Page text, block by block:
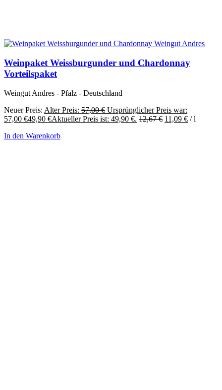
Weinpaket Weissburgunder und Chardonnay
Vorteilspaket
Weingut Andres - Pfalz - Deutschland
Neuer Preis: Alter Preis: 57,00€ Ursprünglicher Preis war:
57,00 €49,90 €Aktueller Preis ist: 49,90 €. 12,67€ 11,09 € /l
In den Warenkorb